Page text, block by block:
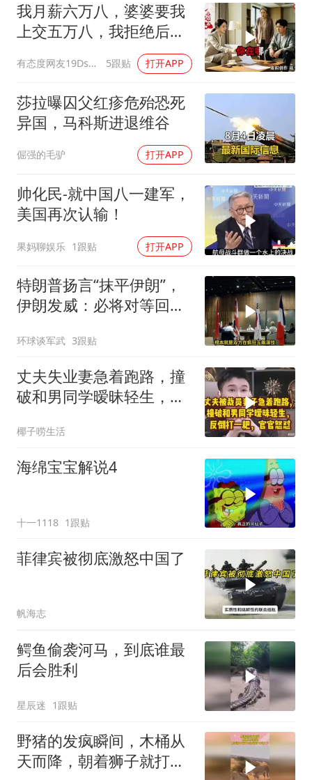
我月薪六万八，婆婆要我
上交五万八，我拒绝后她
换了门锁，12天后我决意
离婚
有态度网友19Dsym 5跟贴 打开APP
莎拉曝囚父红疹危殆恐死
异国，马科斯进退维谷
倔强的毛驴 打开APP
帅化民-就中国八一建军，
美国再次认输！
果妈聊娱乐 1跟贴 打开APP
特朗普扬言“抹平伊朗”，
伊朗发威：必将对等回
环球谈军武 3跟贴
丈夫失业妻急着跑路，撞
破和男同学暧昧轻生，反
椰子唠生活
海绵宝宝解说4
十一1118 1跟贴
菲律宾被彻底激怒中国了
帆海志
鳄鱼偷袭河马，到底谁最
后会胜利
星辰迷 1跟贴
野猪的发疯瞬间，木桶从
天而降，朝着狮子就打去